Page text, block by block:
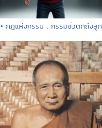
• กฎแห่งกรรม : กรรมชั่วตกถึงลูก